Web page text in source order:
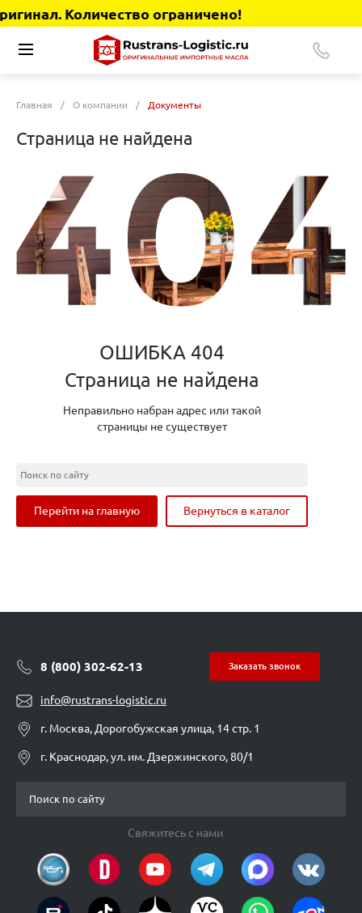
Количество ограничено!
Главная / О компании / Документы
Страница не найдена
ОШИБКА 404
Страница не найдена
Неправильно набран адрес или такой
страницы не существует
Перейти на главную Вернуться в каталог
8 (800) 302-62-13 Заказать звонок
info@rustrans-logistic.ru
г. Москва, Дорогобужская улица, 14 стр. 1
г. Краснодар, ул. им. Дзержинского, 80/1
Свяжитесь с нами